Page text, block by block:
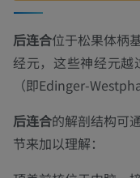
后连合位于松果体柄
经元，这些神经元越
（即Edinger-
后连合的解剖结构可
节来加以理解：